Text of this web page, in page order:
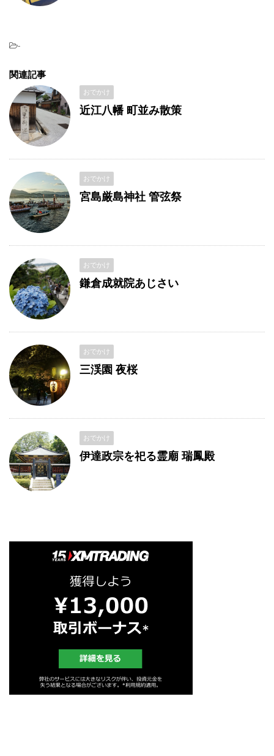
-
関連記事
おでかけ
近江八幡 町並み散策
おでかけ
宮島厳島神社 管弦祭
おでかけ
鎌倉成就院あじさい
おでかけ
三渓園 夜桜
おでかけ
伊達政宗を祀る霊廟 瑞鳳殿